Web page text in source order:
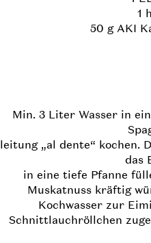
1
50 g AKI
Min. 3 Liter Wasser in
leitung „al dente“ kochen.
das
in eine tiefe Pfanne
Muskatnuss kräftig
Kochwasser zur
Schnittlauchröllchen